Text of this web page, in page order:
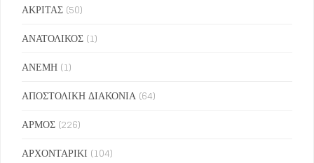
ΑΚΡΙΤΑΣ (50)
ΑΝΑΤΟΛΙΚΟΣ (1)
ΑΝΕΜΗ (1)
ΑΠΟΣΤΟΛΙΚΗ ΔΙΑΚΟΝΙΑ (64)
ΑΡΜΟΣ (226)
ΑΡΧΟΝΤΑΡΙΚΙ (104)